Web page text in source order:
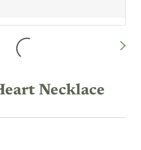
Necklace